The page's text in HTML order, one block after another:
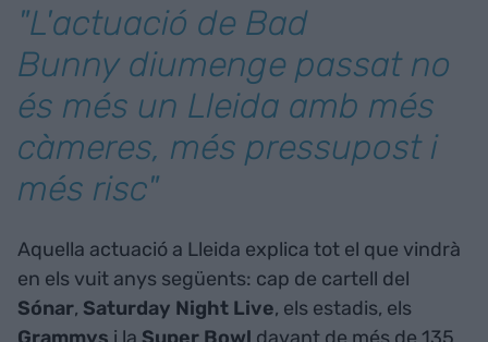
"L'actuació de Bad
Bunny diumenge passat no
és més un Lleida amb més
càmeres, més pressupost i
més risc"
Aquella actuació a Lleida explica tot el que vindrà
en els vuit anys següents: cap de cartell del
Sónar, Saturday Night Live, els estadis, els